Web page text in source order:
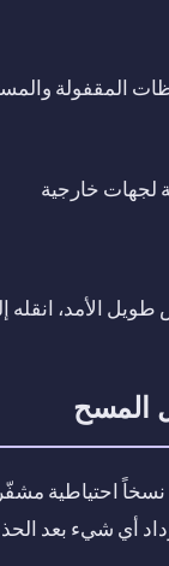
المقفولة
لجهات خارجية
الأمد، انقله
المسح
احتياطية
أي شيء بعد